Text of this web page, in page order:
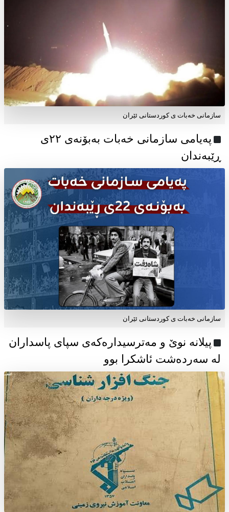
سازمانی خەبات ی کوردستانی ئێران
پەیامی سازمانی خەبات بەبۆنەی ۲۲ی
ڕێبەندان
سازمانی خەبات ی كوردستانی ئێران
پیلانە نوێ و مەترسیدارەکەی سپای پاسداران
لە سەردەشت ئاشکرا بوو